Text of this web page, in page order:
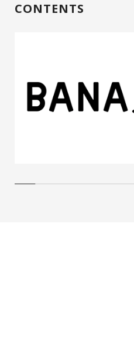
CONTENTS